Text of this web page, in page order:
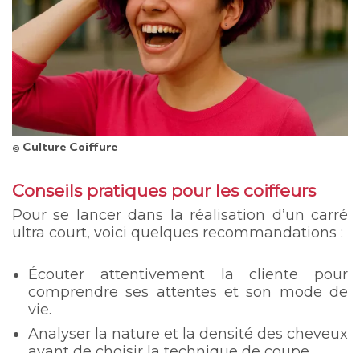
© Culture Coiffure
Conseils pratiques pour les coiffeurs
Pour se lancer dans la réalisation d’un carré
ultra court, voici quelques recommandations :
Écouter attentivement la cliente pour
comprendre ses attentes et son mode de
vie.
Analyser la nature et la densité des cheveux